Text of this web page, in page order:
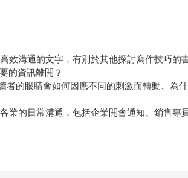
效溝通的文字，有別於其他探討寫作技巧
的資訊離開？
的眼睛會如何因應不同的刺激而轉動、為
業的日常溝通，包括企業開會通知、銷售專